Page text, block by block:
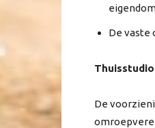
De vaste
Thuisstudio
De